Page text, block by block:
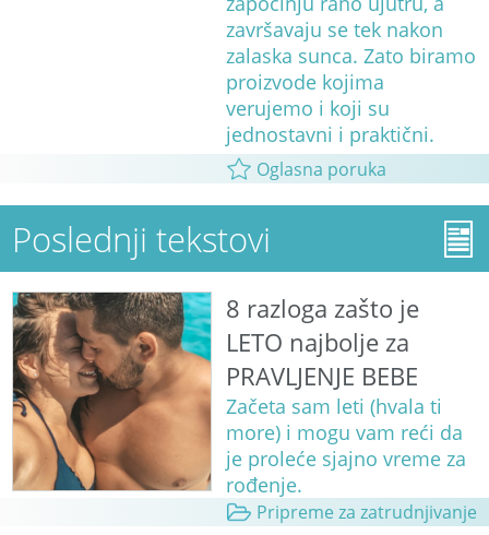
završavaju se tek nakon
zalaska sunca. Zato biramo
proizvode kojima
verujemo i koji su
jednostavni i praktični.
Oglasna poruka
Poslednji tekstovi
8 razloga zašto je
LETO najbolje za
PRAVLJENJE BEBE
Začeta sam leti (hvala ti
more) i mogu vam reći da
je proleće sjajno vreme za
rođenje.
Pripreme za zatrudnjivanje